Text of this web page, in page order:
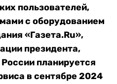
пользователей,
с оборудованием
«Газета.Ru»,
президента,
России планируется
в сентябре 2024